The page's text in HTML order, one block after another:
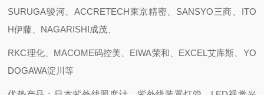
SURUGA骏河、ACCRETECH東京精密、SANSYO三商、ITO
H伊藤、NAGARISHI成茂、
RKC理化、MACOME码控美、EIWA荣和、EXCEL艾库斯、YO
DOGAWA淀川等